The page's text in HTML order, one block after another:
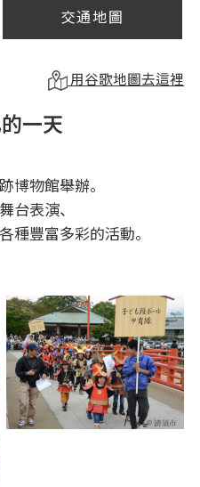
交通地圖
用谷歌地圖去這裡
一天
博物館舉辦。
台表演、
種豐富多彩的活動。